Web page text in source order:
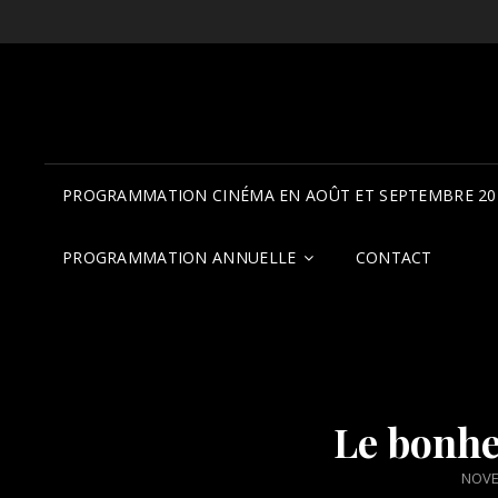
PROGRAMMATION CINÉMA EN AOÛT ET SEPTEMBRE
PROGRAMMATION ANNUELLE CONTACT
Le